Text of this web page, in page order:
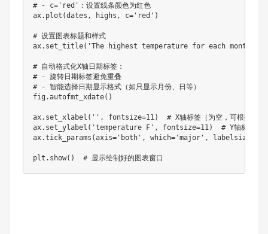
# - c='red'：设置线条颜色为红色
ax.plot(dates, highs, c='red')
# 设置图表标题和样式
ax.set_title('The highest temperature for each month in
# 自动格式化X轴日期标签：
# - 旋转日期标签避免重叠
# - 智能选择日期显示格式（如只显示月份、日等）
fig.autofmt_xdate()
ax.set_xlabel('', fontsize=11)  # X轴标签（为空，可根据需要
ax.set_ylabel('temperature F', fontsize=11)  # Y轴标签（温
ax.tick_params(axis='both', which='major', labelsize=10)
plt.show()  # 显示绘制好的图表窗口